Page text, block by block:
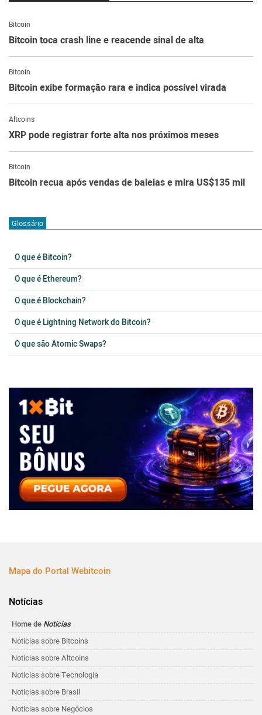
Bitcoin
Bitcoin toca crash line e reacende sinal de alta
Bitcoin
Bitcoin exibe formação rara e indica possível virada
Altcoins
XRP pode registrar forte alta nos próximos meses
Bitcoin
Bitcoin recua após vendas de baleias e mira US$135 mil
Glossário
O que é Bitcoin?
O que é Ethereum?
O que é Blockchain?
O que é Lightning Network do Bitcoin?
O que são Atomic Swaps?
Mapa do Portal Webitcoin
Notícias
Home de Notícias
Notícias sobre Bitcoins
Notícias sobre Altcoins
Noticias sobre Tecnologia
Noticias sobre Brasil
Noticias sobre Negócios